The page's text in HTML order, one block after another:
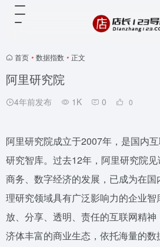
首页 • 数据指数 • 正文
阿里研究院
4年前发布 1K 0 0
阿里研究院成立于2007年，是国内
研究智库。过去12年，阿里研究院
商务、数字经济的发展，已成为在
理研究领域具有广泛影响力的企业
放、分享、透明、责任的互联网精
济体丰富的商业生态，依托海量的数